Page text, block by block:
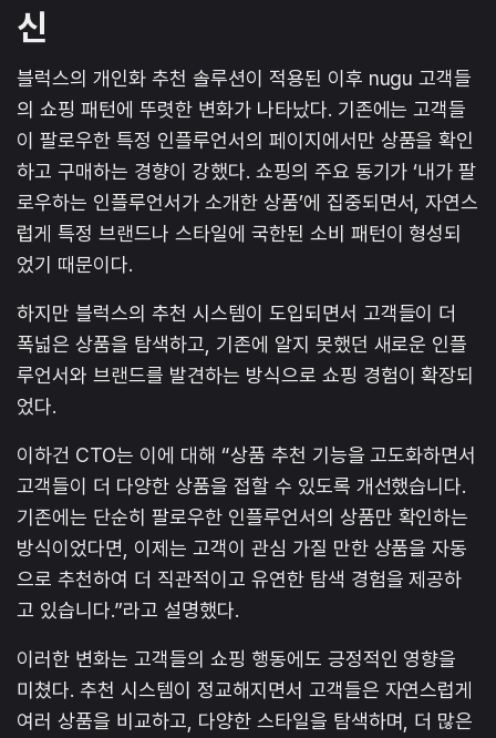
신
블럭스의 개인화 추천 솔루션이 적용된 이후 nugu 고객들
의 쇼핑 패턴에 뚜렷한 변화가 나타났다. 기존에는 고객들
이 팔로우한 특정 인플루언서의 페이지에서만 상품을 확인
하고 구매하는 경향이 강했다. 쇼핑의 주요 동기가 ‘내가 팔
로우하는 인플루언서가 소개한 상품’에 집중되면서, 자연스
럽게 특정 브랜드나 스타일에 국한된 소비 패턴이 형성되
었기 때문이다.
하지만 블럭스의 추천 시스템이 도입되면서 고객들이 더
폭넓은 상품을 탐색하고, 기존에 알지 못했던 새로운 인플
루언서와 브랜드를 발견하는 방식으로 쇼핑 경험이 확장되
었다.
이하건 CTO는 이에 대해 “상품 추천 기능을 고도화하면서
고객들이 더 다양한 상품을 접할 수 있도록 개선했습니다.
기존에는 단순히 팔로우한 인플루언서의 상품만 확인하는
방식이었다면, 이제는 고객이 관심 가질 만한 상품을 자동
으로 추천하여 더 직관적이고 유연한 탐색 경험을 제공하
고 있습니다.”라고 설명했다.
이러한 변화는 고객들의 쇼핑 행동에도 긍정적인 영향을
미쳤다. 추천 시스템이 정교해지면서 고객들은 자연스럽게
여러 상품을 비교하고, 다양한 스타일을 탐색하며, 더 많은